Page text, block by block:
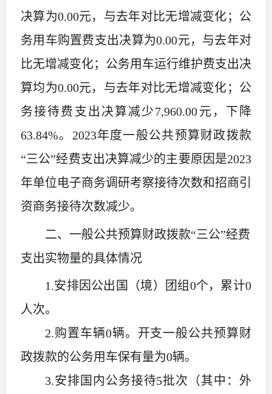
决算为0.00元，与去年对比无增减变化；公
务用车购置费支出决算为0.00元，与去年对
比无增减变化；公务用车运行维护费支出决
算均为0.00元，与去年对比无增减变化；公
务接待费支出决算减少7,960.00元，下降
63.84%。2023年度一般公共预算财政拨款
“三公”经费支出决算减少的主要原因是2023
年单位电子商务调研考察接待次数和招商引
资商务接待次数减少。
二、 一般公共预算财政拨款“三公”经费
支出实物量的具体情况
1.安排因公出国（境）团组 0个，累计0
人次。
2.购置车辆0辆。开支一般公共预算财
政拨款的公务用车保有量为0辆。
3.安排国内公务接待5批次（其中：外